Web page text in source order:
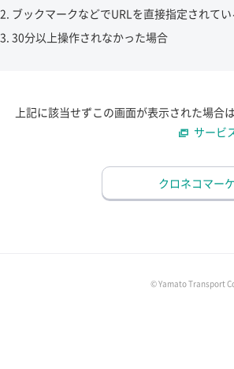
ブックマークなどでURLを直接指定されて
30分以上操作されなかった場合
上記に該当せずこの画面が表示された場合
サービ
クロネコマー
© Yamato Transport